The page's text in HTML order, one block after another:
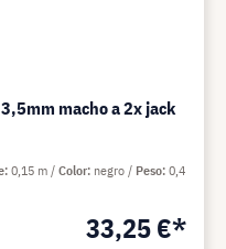
macho a 2x jack
33,25 €*
0,15 m Color negro Peso 0,4